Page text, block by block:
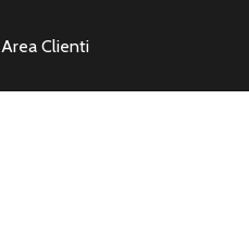
Area Clienti